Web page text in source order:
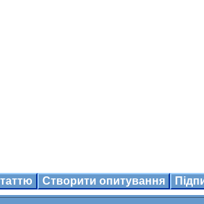
Створити опитування